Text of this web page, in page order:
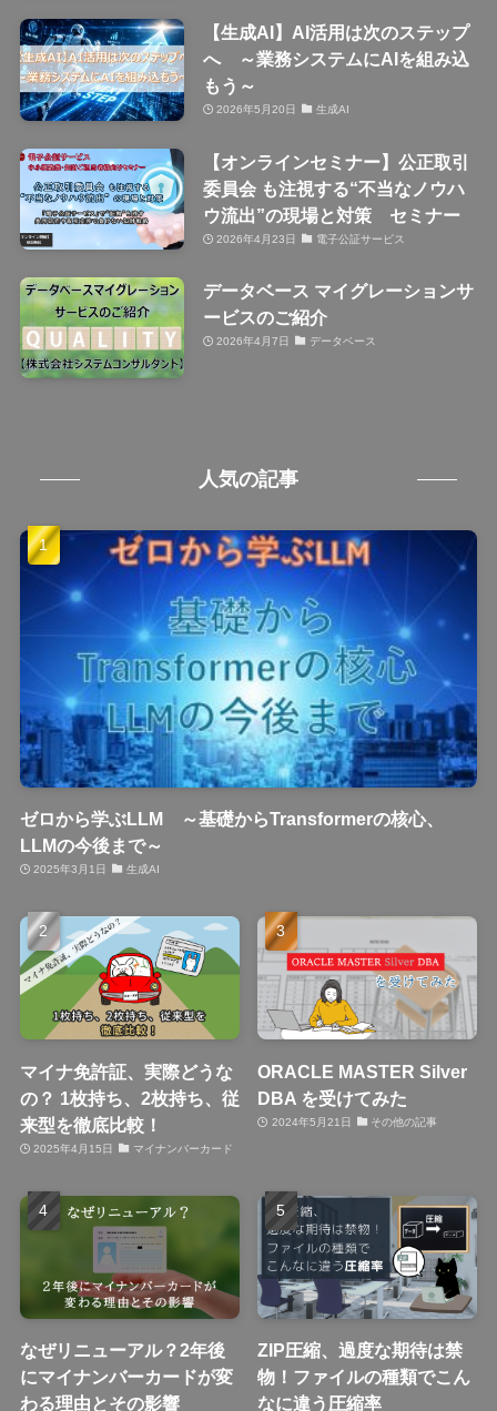
【生成AI】AI活用は次のステップ
へ ～業務システムにAIを組み込
もう～
2026年5月20日 生成AI
【オンラインセミナー】公正取引
委員会 も注視する“不当なノウハ
ウ流出”の現場と対策 セミナー
2026年4月23日 電子公証サービス
データベース マイグレーションサ
ービスのご紹介
2026年4月7日 データベース
人気の記事
ゼロから学ぶLLM ～基礎からTransformerの核心、
LLMの今後まで～
2025年3月1日 生成AI
マイナ免許証、実際どうな
の？ 1枚持ち、2枚持ち、従
来型を徹底比較！
2025年4月15日 マイナンバーカード
ORACLE MASTER Silver
DBA を受けてみた
2024年5月21日 その他の記事
なぜリニューアル？2年後
にマイナンバーカードが変
わる理由とその影響
ZIP圧縮、過度な期待は禁
物！ファイルの種類でこん
なに違う圧縮率